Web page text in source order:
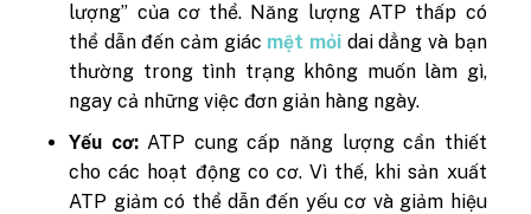
lượng” của cơ thể. Năng lượng ATP thấp có
thể dẫn đến cảm giác mệt mỏi dai dẳng và bạn
thường trong tình trạng không muốn làm gì,
ngay cả những việc đơn giản hàng ngày.
Yếu cơ:ATP cung cấp năng lượng cần thiết
cho các hoạt động co cơ. Vì thế, khi sản xuất
ATP giảm có thể dẫn đến yếu cơ và giảm hiệu